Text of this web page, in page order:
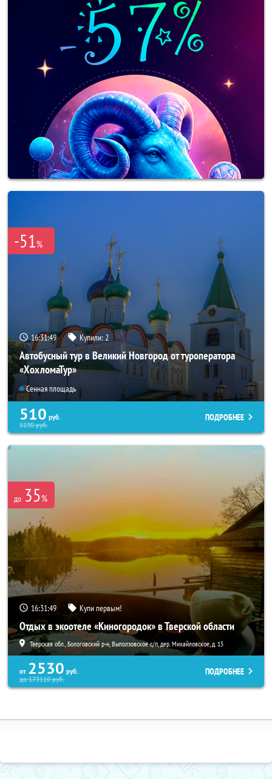
-51%
16:31:45 Купили: 2
Автобусный тур в Великий Новгород от туроператора
«ХохломаТур»
Сенная площадь
510 руб.
5190руб.
ПОДРОБНЕЕ
до 35%
16:31:45 Купи первым!
Отдых в экоотеле «Киногородок» в Тверской области
Тверская обл., Бологовский р-н, Выползовское с/п, дер. Михайловское, д. 15
от 2530 руб.
до173110руб.
ПОДРОБНЕЕ